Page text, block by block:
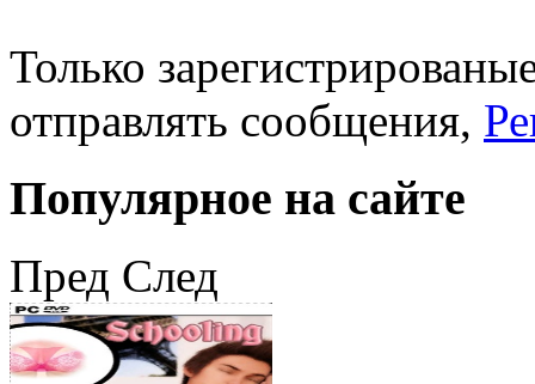
Только
отправлять сообщения,
Популярное на сайте
Пред След